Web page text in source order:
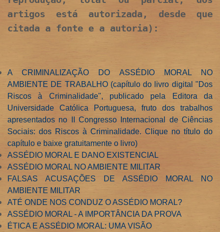
artigos está autorizada, desde que
citada a fonte e a autoria):
A CRIMINALIZAÇÃO DO ASSÉDIO MORAL NO
AMBIENTE DE TRABALHO(capítulo do livro digital "Dos
Riscos à Criminalidade", publicado pela Editora da
Universidade Católica Portuguesa, fruto dos trabalhos
apresentados no II Congresso Internacional de Ciências
Sociais: dos Riscos à Criminalidade. Clique no título do
capítulo e baixe gratuitamente o livro)
ASSÉDIO MORAL E DANO EXISTENCIAL
ASSÉDIO MORAL NO AMBIENTE MILITAR
FALSAS ACUSAÇÕES DE ASSÉDIO MORAL NO
AMBIENTE MILITAR
ATÉ ONDE NOS CONDUZ O ASSÉDIO MORAL?
ASSÉDIO MORAL - A IMPORTÂNCIA DA PROVA
ÉTICA E ASSÉDIO MORAL: UMA VISÃO